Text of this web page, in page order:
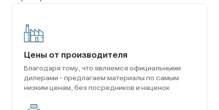
Цены от производителя
Благодаря тому, что являемся официальными
дилерами - предлагаем материалы по самым
низким ценам, без посредников и наценок